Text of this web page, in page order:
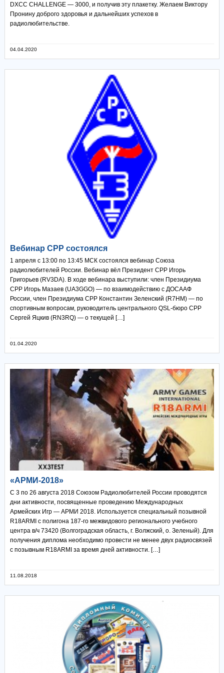
DXCC CHALLENGE — 3000, и получив эту плакетку. Желаем Виктору
Пронину доброго здоровья и дальнейших успехов в
радиолюбительстве.
04.04.2020
Вебинар СРР состоялся
1 апреля с 13:00 по 13:45 МСК состоялся вебинар Союза
радиолюбителей России. Вебинар вёл Президент СРР Игорь
Григорьев (RV3DA). В ходе вебинара выступили: член Президиума
СРР Игорь Мазаев (UA3GGO) — по взаимодействию с ДОСААФ
России, член Президиума СРР Константин Зеленский (R7HM) — по
спортивным вопросам, руководитель центрального QSL-бюро СРР
Сергей Яцкив (RN3RQ) — о текущей […]
01.04.2020
«АРМИ-2018»
С 3 по 26 августа 2018 Союзом Радиолюбителей России проводятся
дни активности, посвященные проведению Международных
Армейских Игр — АРМИ 2018. Используется специальный позывной
R18ARMI с полигона 187-го межвидового регионального учебного
центра в/ч 73420 (Волгоградская область, г. Волжский, о. Зеленый). Для
получения диплома необходимо провести не менее двух радиосвязей
с позывным R18ARMI за время дней активности. […]
11.08.2018